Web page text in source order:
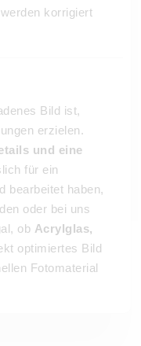
korrigiert
Bild ist,
erzielen.
und eine
für ein
bearbeitet haben,
oder bei uns
ob Acrylglas,
optimiertes Bild
Fotomaterial